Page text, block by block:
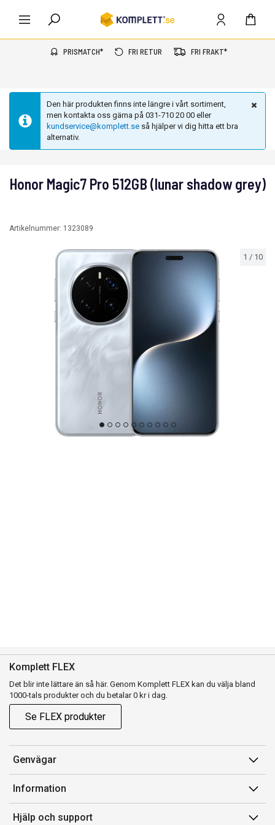
PRISMATCH* FRI RETUR FRI FRAKT*
Den här produkten finns inte längre i vårt sortiment,
men kontakta oss gärna på 031-710 20 00 eller
kundservice@komplett.se så hjälper vi dig hitta ett bra
alternativ.
1 / 10
Honor Magic7 Pro 512GB (lunar shadow grey)
Artikelnummer: 1323089
Komplett FLEX
Det blir inte lättare än så här. Genom Komplett FLEX kan du välja bland
1000-tals produkter och du betalar 0 kr i dag.
Se FLEX produkter
Genvägar
Konto
Orderhistorik
Presentkort
Information
Försäljningsvillkor
Hjälp och support